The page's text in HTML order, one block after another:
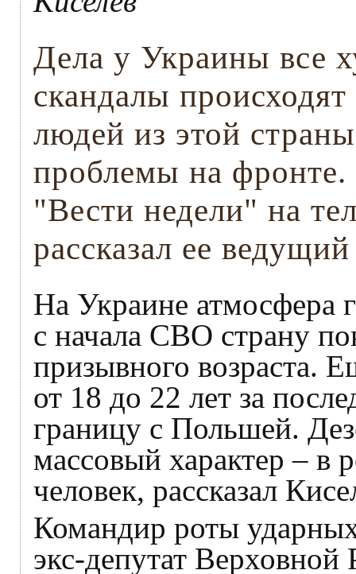
Дела у Украины все
скандалы
людей из этой
проблемы на
"Вести недели" на
рассказал ее
На Украине атмосфера
с начала СВО страну
призывного возраста.
от 18 до 22 лет за
границу с Польшей.
массовый характер – в
человек, рассказал
Командир роты
экс-депутат